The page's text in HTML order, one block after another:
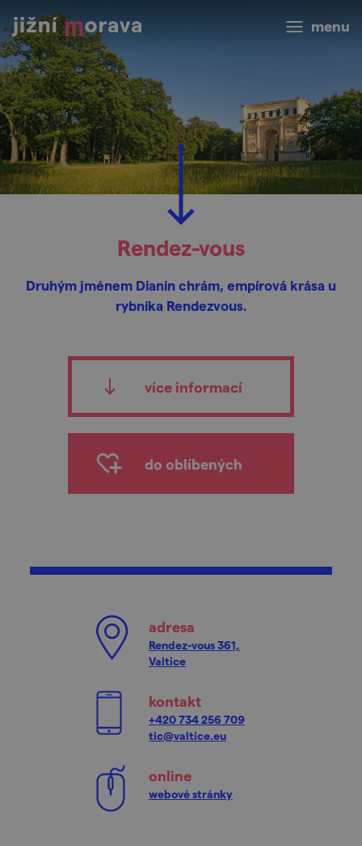
menu
Rendez-vous
Druhým jménem Dianin chrám, empírová krása u
rybníka Rendezvous.
více informací
do oblíbených
adresa
Rendez-vous 361,
Valtice
kontakt
+420 734 256 709
tic@valtice.eu
online
webové stránky